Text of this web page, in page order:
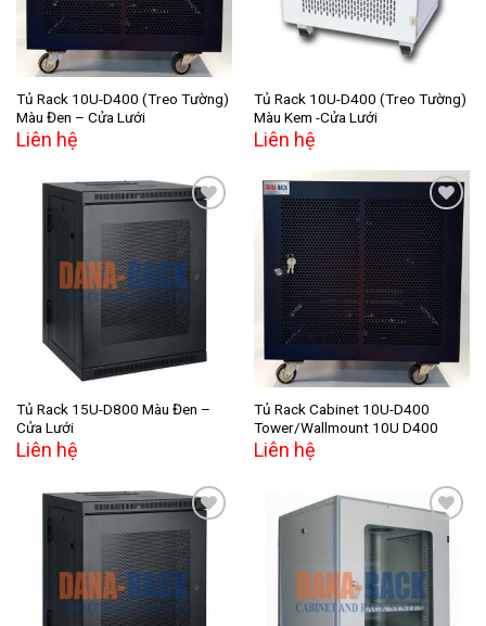
Tủ Rack 10U-D400 (Treo Tường)
Màu Đen – Cửa Lưới
Liên hệ
Tủ Rack 10U-D400 (Treo Tường)
Màu Kem -Cửa Lưới
Liên hệ
Add to
wishlist
Tủ Rack 15U-D800 Màu Đen –
Cửa Lưới
Liên hệ
Add to
wishlist
Tủ Rack Cabinet 10U-D400
Tower/Wallmount 10U D400
Liên hệ
Add to
wishlist
Add to
wishlist